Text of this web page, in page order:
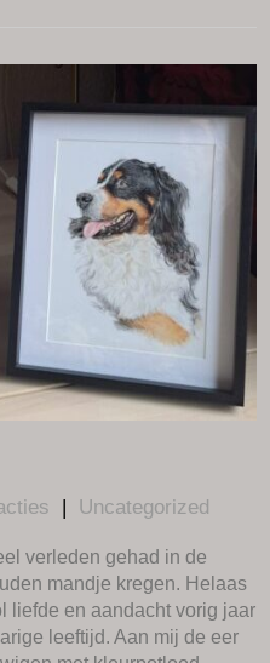
| Uncategorized
verleden gehad in de
mandje kregen. Helaas
liefde en aandacht vorig jaar
leeftijd. Aan mij de eer